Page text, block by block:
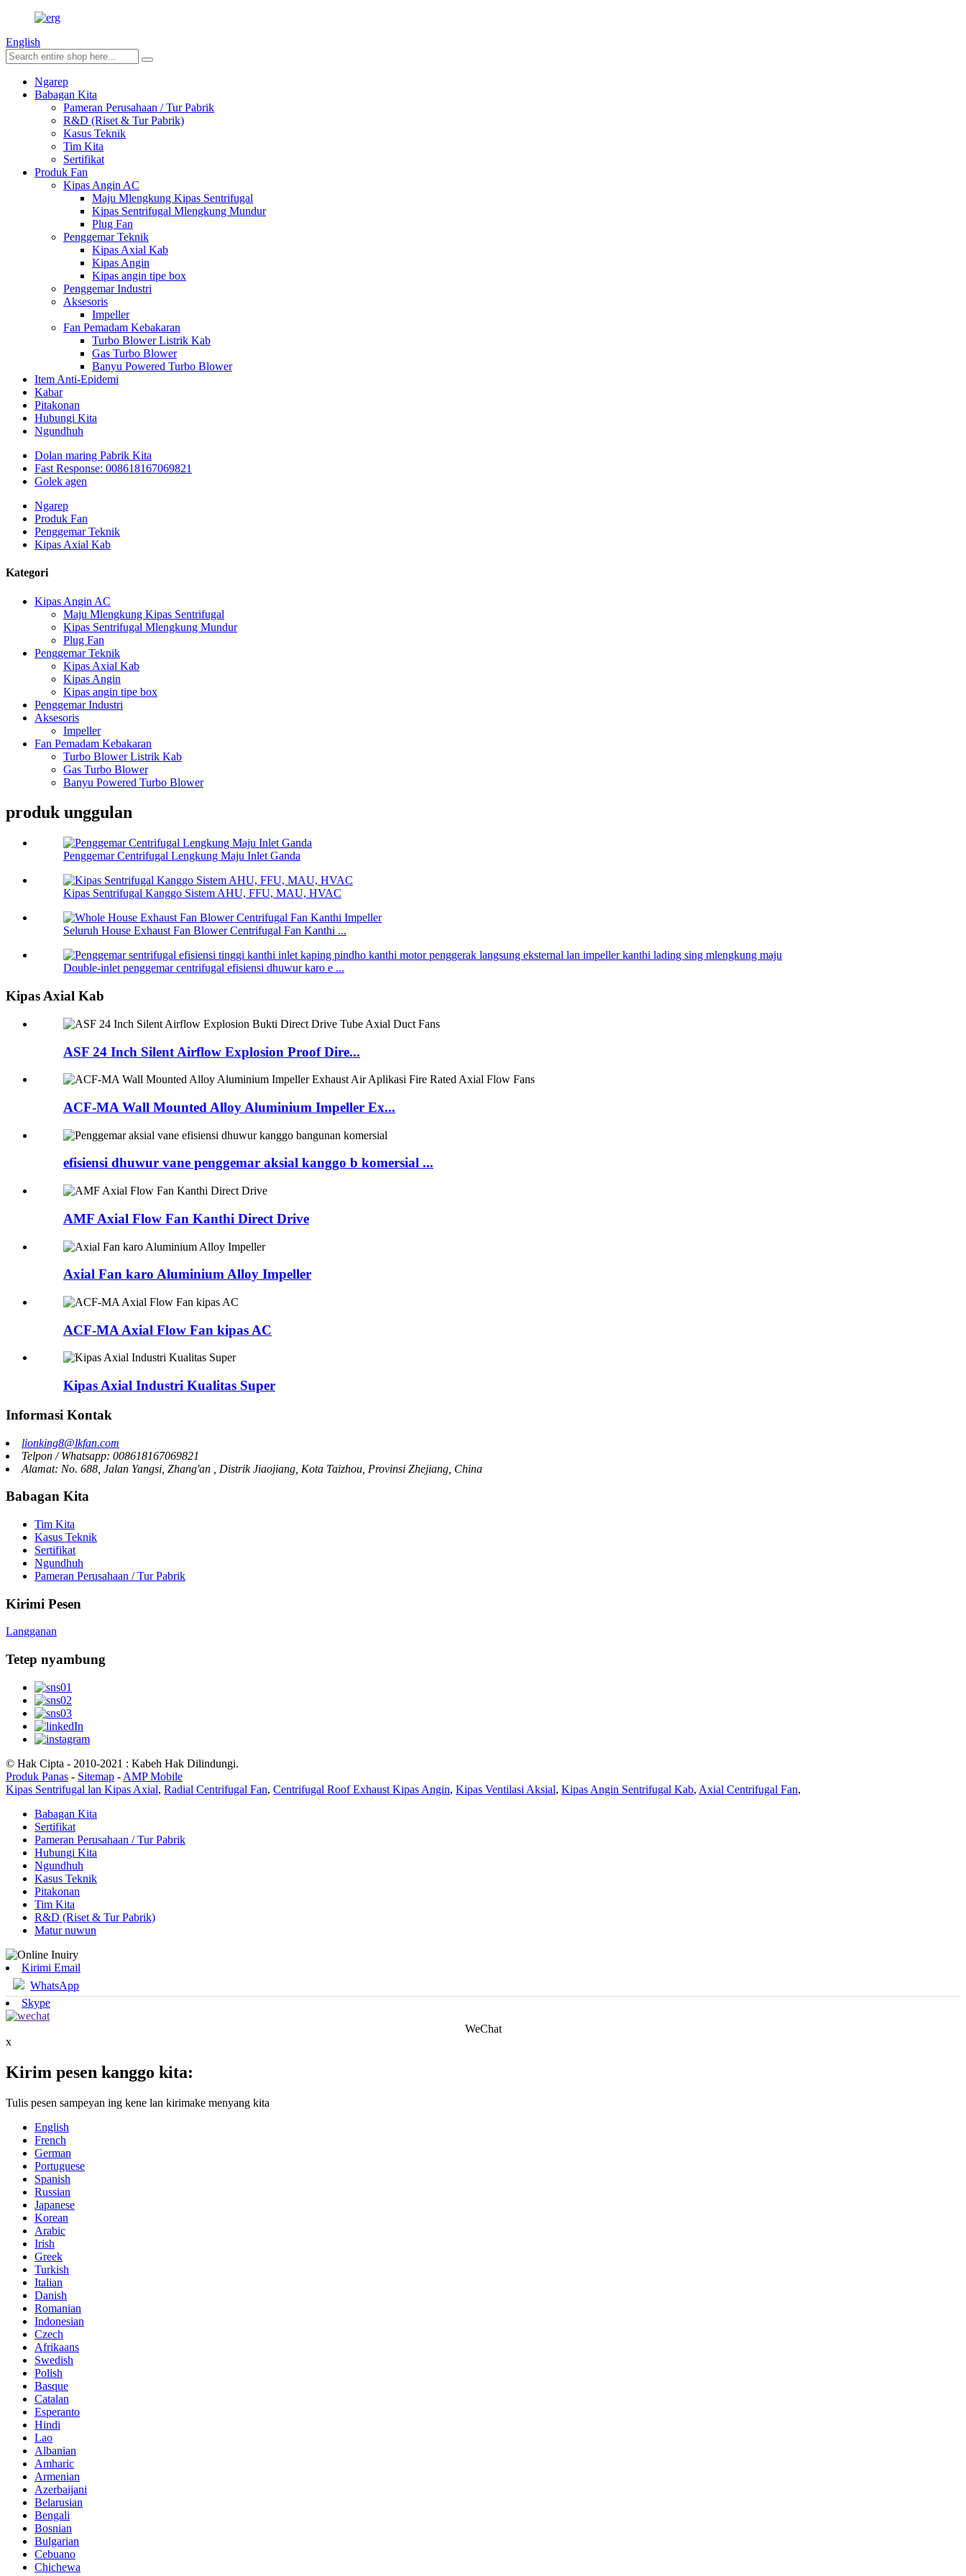
English
Ngarep
Babagan Kita
Pameran Perusahaan / Tur Pabrik
R&D (Riset & Tur Pabrik)
Kasus Teknik
Tim Kita
Sertifikat
Produk Fan
Kipas Angin AC
Maju Mlengkung Kipas Sentrifugal
Kipas Sentrifugal Mlengkung Mundur
Plug Fan
Penggemar Teknik
Kipas Axial Kab
Kipas Angin
Kipas angin tipe box
Penggemar Industri
Aksesoris
Impeller
Fan Pemadam Kebakaran
Turbo Blower Listrik Kab
Gas Turbo Blower
Banyu Powered Turbo Blower
Item Anti-Epidemi
Kabar
Pitakonan
Hubungi Kita
Ngundhuh
Dolan maring Pabrik Kita
Fast Response: 008618167069821
Golek agen
Ngarep
Produk Fan
Penggemar Teknik
Kipas Axial Kab
Kategori
Kipas Angin AC
Maju Mlengkung Kipas Sentrifugal
Kipas Sentrifugal Mlengkung Mundur
Plug Fan
Penggemar Teknik
Kipas Axial Kab
Kipas Angin
Kipas angin tipe box
Penggemar Industri
Aksesoris
Impeller
Fan Pemadam Kebakaran
Turbo Blower Listrik Kab
Gas Turbo Blower
Banyu Powered Turbo Blower
produk unggulan
Penggemar Centrifugal Lengkung Maju Inlet Ganda
Kipas Sentrifugal Kanggo Sistem AHU, FFU, MAU, HVAC
Seluruh House Exhaust Fan Blower Centrifugal Fan Kanthi ...
Double-inlet penggemar centrifugal efisiensi dhuwur karo e ...
Kipas Axial Kab
ASF 24 Inch Silent Airflow Explosion Proof Dire...
ACF-MA Wall Mounted Alloy Aluminium Impeller Ex...
efisiensi dhuwur vane penggemar aksial kanggo b komersial ...
AMF Axial Flow Fan Kanthi Direct Drive
Axial Fan karo Aluminium Alloy Impeller
ACF-MA Axial Flow Fan kipas AC
Kipas Axial Industri Kualitas Super
Informasi Kontak
lionking8@lkfan.com
Telpon / Whatsapp: 008618167069821
Alamat: No. 688, Jalan Yangsi, Zhang'an , Distrik Jiaojiang, Kota Taizhou, Provinsi Zhejiang, China
Babagan Kita
Tim Kita
Kasus Teknik
Sertifikat
Ngundhuh
Pameran Perusahaan / Tur Pabrik
Kirimi Pesen
Langganan
Tetep nyambung
© Hak Cipta - 2010-2021 : Kabeh Hak Dilindungi.
Produk Panas - Sitemap - AMP Mobile
Kipas Sentrifugal lan Kipas Axial, Radial Centrifugal Fan, Centrifugal Roof Exhaust Kipas Angin, Kipas Ventilasi Aksial, Kipas Angin Sentrifugal Kab, Axial Centrifugal Fan,
Babagan Kita
Sertifikat
Pameran Perusahaan / Tur Pabrik
Hubungi Kita
Ngundhuh
Kasus Teknik
Pitakonan
Tim Kita
R&D (Riset & Tur Pabrik)
Matur nuwun
Kirimi Email
WhatsApp
Skype
WeChat
x
Kirim pesen kanggo kita:
Tulis pesen sampeyan ing kene lan kirimake menyang kita
English
French
German
Portuguese
Spanish
Russian
Japanese
Korean
Arabic
Irish
Greek
Turkish
Italian
Danish
Romanian
Indonesian
Czech
Afrikaans
Swedish
Polish
Basque
Catalan
Esperanto
Hindi
Lao
Albanian
Amharic
Armenian
Azerbaijani
Belarusian
Bengali
Bosnian
Bulgarian
Cebuano
Chichewa